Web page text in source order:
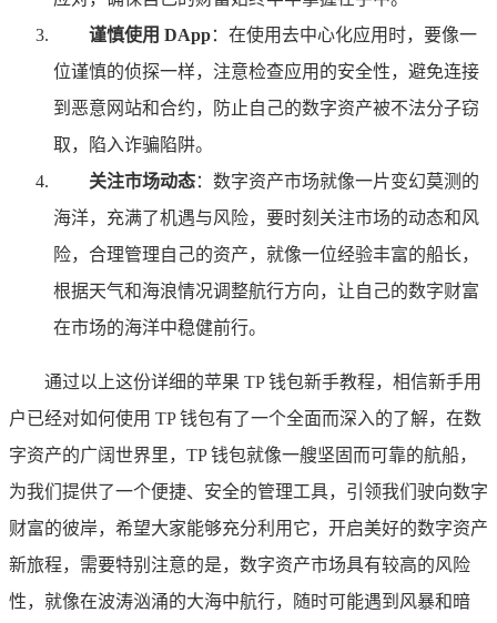
谨慎使用 DApp：在使用去中心化应用时，要像一
位谨慎的侦探一样，注意检查应用的安全性，避免连接
到恶意网站和合约，防止自己的数字资产被不法分子窃
取，陷入诈骗陷阱。
关注市场动态：数字资产市场就像一片变幻莫测的
海洋，充满了机遇与风险，要时刻关注市场的动态和风
险，合理管理自己的资产，就像一位经验丰富的船长，
根据天气和海浪情况调整航行方向，让自己的数字财富
在市场的海洋中稳健前行。
通过以上这份详细的苹果 TP 钱包新手教程，相信新手用
户已经对如何使用 TP 钱包有了一个全面而深入的了解，在数
字资产的广阔世界里，TP 钱包就像一艘坚固而可靠的航船，
为我们提供了一个便捷、安全的管理工具，引领我们驶向数字
财富的彼岸，希望大家能够充分利用它，开启美好的数字资产
新旅程，需要特别注意的是，数字资产市场具有较高的风险
性，就像在波涛汹涌的大海中航行，随时可能遇到风暴和暗